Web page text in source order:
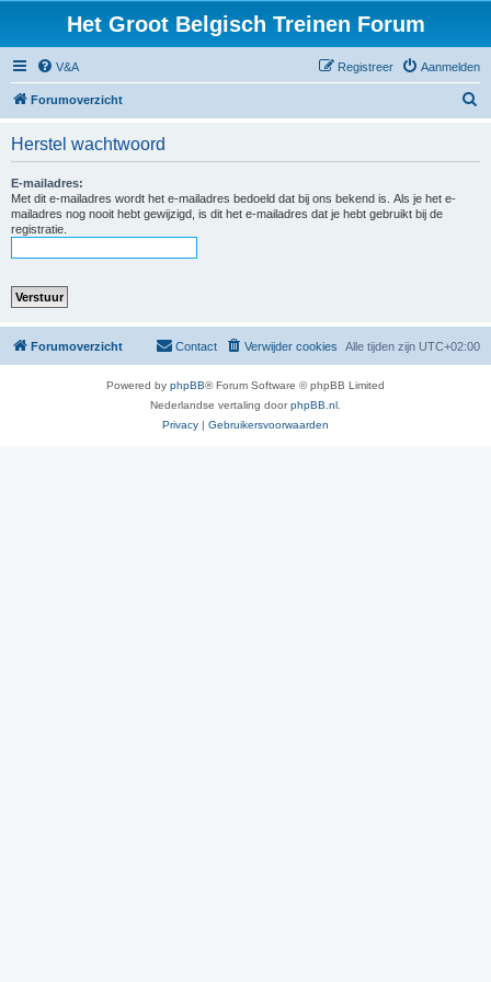
Het Groot Belgisch Treinen Forum
V&A Aanmelden
Registreer
Forumoverzicht
Herstel wachtwoord
E-mailadres:
Met dit e-mailadres wordt het e-mailadres bedoeld dat bij ons bekend is. Als je het e-
mailadres nog nooit hebt gewijzigd, is dit het e-mailadres dat je hebt gebruikt bij de
registratie.
Forumoverzicht Alle tijden zijn UTC+02:00
Verwijder cookies
Contact
Powered by phpBB® Forum Software © phpBB Limited
Nederlandse vertaling doorphpBB.nl
Privacy | Gebruikersvoorwaarden